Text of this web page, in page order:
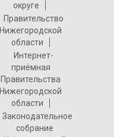
округе
Правительство
Нижегородской
области
Интернет-
приёмная
Правительства
Нижегородской
области
Законодательное
собрание